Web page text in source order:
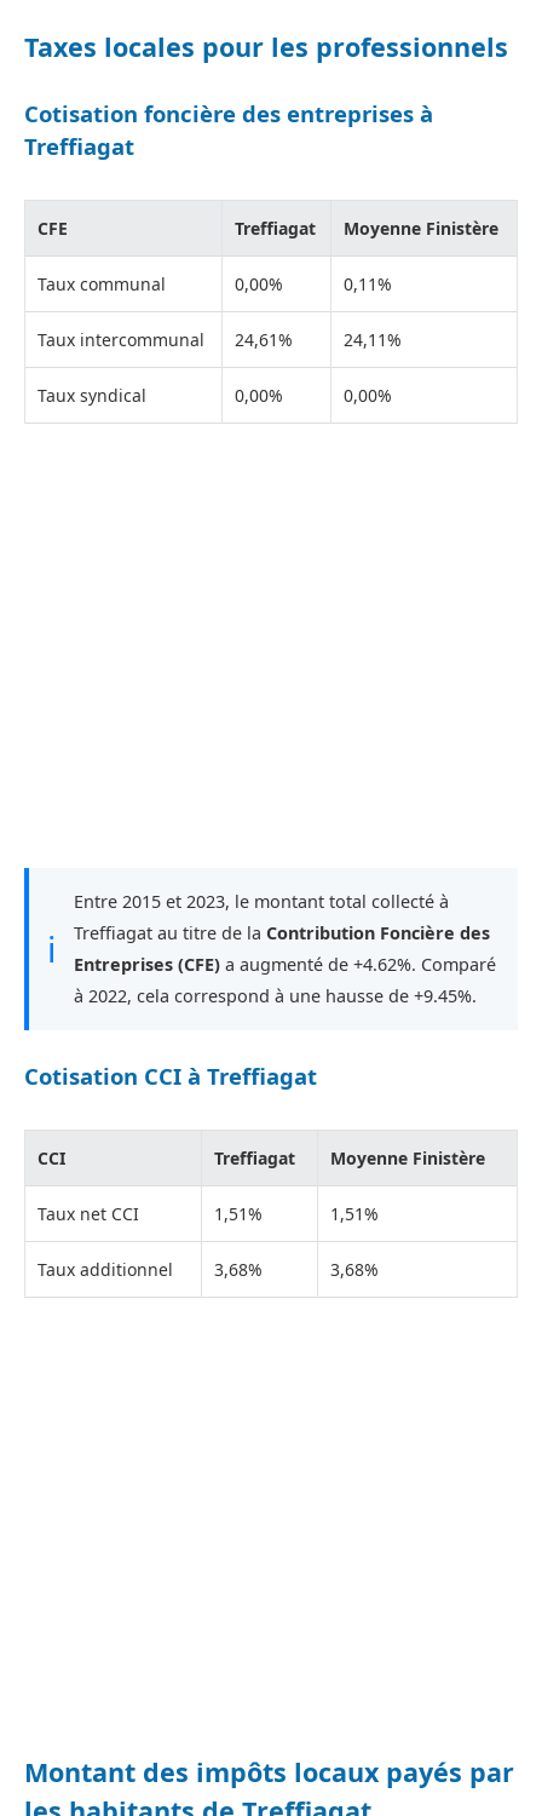
Taxes locales pour les professionnels
Cotisation foncière des entreprises à
Treffiagat
CFE Treffiagat Moyenne Finistère
Taux communal 0,00% 0,11%
Taux intercommunal 24,61% 24,11%
Taux syndical 0,00% 0,00%
ℹ
Entre 2015 et 2023, le montant total collecté à
Treffiagat au titre de la Contribution Foncière des
Entreprises (CFE) a augmenté de +4.62%. Comparé
à 2022, cela correspond à une hausse de +9.45%.
Cotisation CCI à Treffiagat
CCI Treffiagat Moyenne Finistère
Taux net CCI 1,51% 1,51%
Taux additionnel 3,68% 3,68%
Montant des impôts locaux payés par